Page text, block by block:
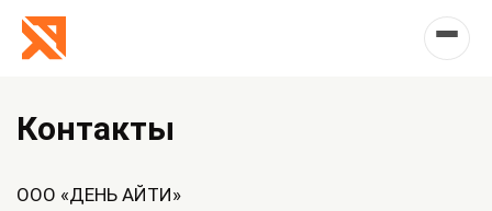
Контакты
ООО «ДЕНЬ АЙТИ»